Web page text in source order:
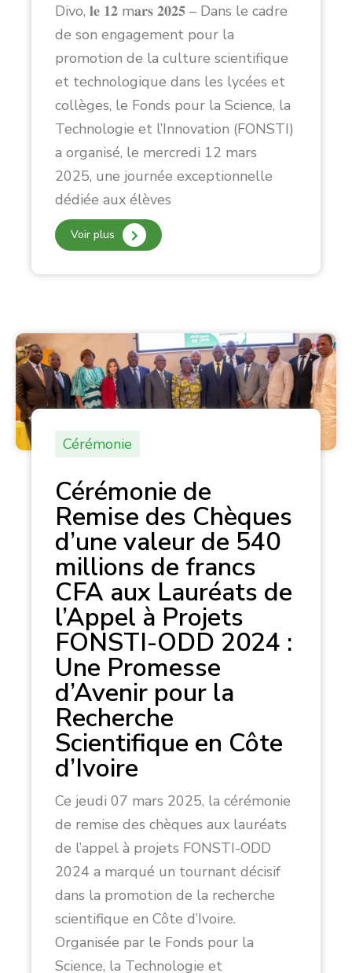
Divo, 𝐥𝐞 𝟏𝟐 m𝐚𝐫𝐬 𝟐𝟎𝟐𝟓 – Dans le cadre
de son engagement pour la
promotion de la culture scientifique
et technologique dans les lycées et
collèges, le Fonds pour la Science, la
Technologie et l’Innovation (FONSTI)
a organisé, le mercredi 12 mars
2025, une journée exceptionnelle
dédiée aux élèves
Voir plus
Cérémonie
Cérémonie de
Remise des Chèques
d’une valeur de 540
millions de francs
CFA aux Lauréats de
l’Appel à Projets
FONSTI-ODD 2024 :
Une Promesse
d’Avenir pour la
Recherche
Scientifique en Côte
d’Ivoire
Ce jeudi 07 mars 2025, la cérémonie
de remise des chèques aux lauréats
de l’appel à projets FONSTI-ODD
2024 a marqué un tournant décisif
dans la promotion de la recherche
scientifique en Côte d’Ivoire.
Organisée par le Fonds pour la
Science, la Technologie et